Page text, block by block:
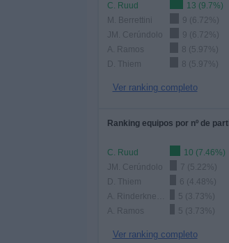
C. Ruud
13 (9.7%)
M. Berrettini
9 (6.72%)
JM. Cerúndolo
9 (6.72%)
A. Ramos
8 (5.97%)
D. Thiem
8 (5.97%)
Ver ranking completo
Ranking equipos por nº de
C. Ruud
10 (7.46%)
JM. Cerúndolo
7 (5.22%)
D. Thiem
6 (4.48%)
5 (3.73%)
A. Ramos
5 (3.73%)
Ver ranking completo